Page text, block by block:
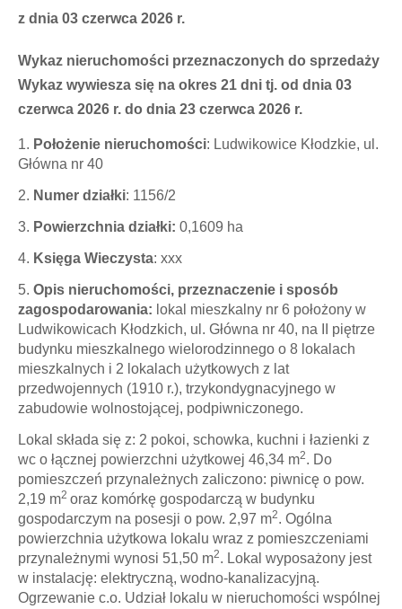
z dnia 03 czerwca 2026 r.
Wykaz nieruchomości przeznaczonych do sprzedaży
Wykaz wywiesza się na okres 21 dni tj. od dnia 03
czerwca 2026 r. do dnia 23 czerwca 2026 r.
1. Położenie nieruchomości: Ludwikowice Kłodzkie, ul.
Główna nr 40
2. Numer działki: 1156/2
3. Powierzchnia działki: 0,1609 ha
4. Księga Wieczysta: xxx
5. Opis nieruchomości, przeznaczenie i sposób
zagospodarowania: lokal mieszkalny nr 6 położony w
Ludwikowicach Kłodzkich, ul. Główna nr 40, na II piętrze
budynku mieszkalnego wielorodzinnego o 8 lokalach
mieszkalnych i 2 lokalach użytkowych z lat
przedwojennych (1910 r.), trzykondygnacyjnego w
zabudowie wolnostojącej, podpiwniczonego.
Lokal składa się z: 2 pokoi, schowka, kuchni i łazienki z
wc o łącznej powierzchni użytkowej 46,34 m2. Do
pomieszczeń przynależnych zaliczono: piwnicę o pow.
2,19 m2 oraz komórkę gospodarczą w budynku
gospodarczym na posesji o pow. 2,97 m2. Ogólna
powierzchnia użytkowa lokalu wraz z pomieszczeniami
przynależnymi wynosi 51,50 m2. Lokal wyposażony jest
w instalację: elektryczną, wodno-kanalizacyjną.
Ogrzewanie c.o. Udział lokalu w nieruchomości wspólnej